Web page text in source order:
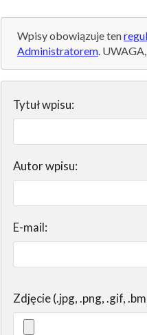
Wpisy obowiązuje ten
Administratorem.
Tytuł wpisu:
Autor wpisu:
E-mail:
Zdjęcie (.jpg, .png, .gif,